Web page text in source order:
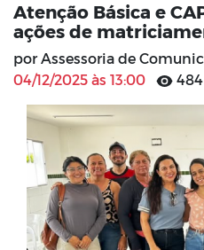
Atenção Básica e
ações de
por Assessoria de
04/12/2025 às 13:00